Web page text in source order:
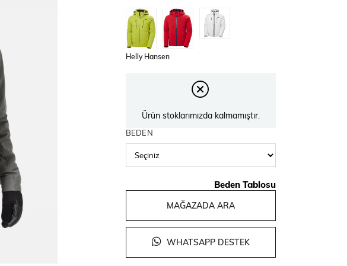
Helly Hansen
Ürün stoklarımızda kalmamıştır.
BEDEN
Beden Tablosu
MAĞAZADA ARA
WHATSAPP DESTEK